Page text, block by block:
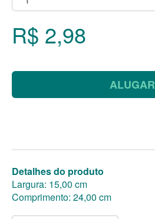
R$ 2,98
ALUGAR
Detalhes do produto
Largura: 15,00 cm
Comprimento: 24,00 cm